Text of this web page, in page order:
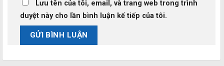
Lưu tên của tôi, email, và trang web trong trình
duyệt này cho lần bình luận kế tiếp của tôi.